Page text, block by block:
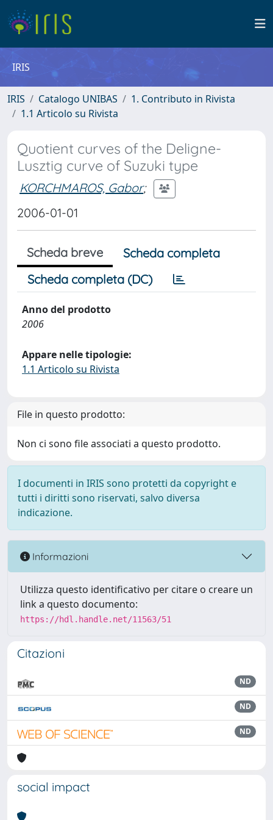
IRIS
IRIS Catalogo UNIBAS
1. Contributo in Rivista
1.1 Articolo su Rivista
Quotient curves of the Deligne-
Lusztig curve of Suzuki type
KORCHMAROS, Gabor;
2006-01-01
Scheda breve
Scheda completa
Scheda completa (DC)
Anno del prodotto
2006
Appare nelle tipologie:
1.1 Articolo su Rivista
File in questo prodotto:
Non ci sono file associati a questo prodotto.
I documenti in IRIS sono protetti da copyright e
tutti i diritti sono riservati, salvo diversa
indicazione.
Informazioni
Utilizza questo identificativo per citare o creare un
link a questo documento:
https://hdl.handle.net/11563/51
Citazioni
ND
ND
ND
social impact